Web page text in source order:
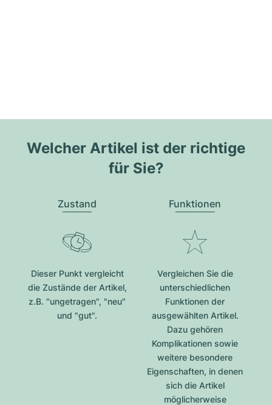
Welcher Artikel ist der richtige
für Sie?
Zustand
Dieser Punkt vergleicht
die Zustände der Artikel,
z.B. "ungetragen", "neu"
und "gut".
Funktionen
Vergleichen Sie die
unterschiedlichen
Funktionen der
ausgewählten Artikel.
Dazu gehören
Komplikationen sowie
weitere besondere
Eigenschaften, in denen
sich die Artikel
möglicherweise